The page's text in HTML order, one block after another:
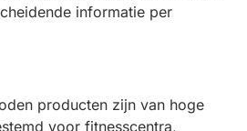
informatie per
producten zijn van hoge
voor fitnesscentra,